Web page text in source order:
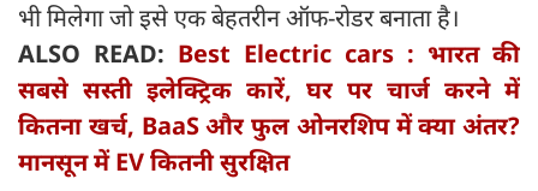
भी मिलेगा जो इसे एक बेहतरीन ऑफ-रोडर बनाता है।
ALSO READ: Best Electric cars : भारत की
सबसे सस्ती इलेक्ट्रिक कारें, घर पर चार्ज करने में
कितना खर्च, BaaS और फुल ओनरशिप में क्या अंतर?
मानसून में EV कितनी सुरक्षित